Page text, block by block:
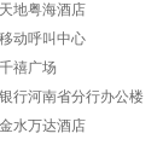
地粤海酒店
动呼叫中心
禧广场
行河南省分行办公楼
水万达酒店